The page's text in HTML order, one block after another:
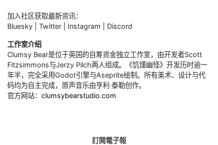
加入社区获取最新资讯：
Bluesky | Twitter | Instagram | Discord
工作室介绍
Clumsy Bear是位于英国的自筹资金独立工作室，由开发者Scott
Fitzsimmons与Jerzy Pilch两人组成。《饥馑幽怪》开发历时逾一
年半，完全采用Godot引擎与Aseprite绘制。所有美术、设计与代
码均为自主完成，原声音乐由亨利·泰勒创作。
官方网站： clumsybearstudio.com
訂閱電子報